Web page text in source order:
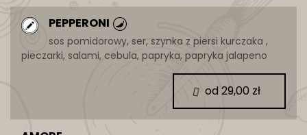
PEPPERONI
sos pomidorowy, ser, szynka z piersi kurczaka ,
pieczarki, salami, cebula, papryka, papryka jalapeno